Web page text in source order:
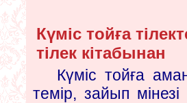
Күміс тойға
тілек кітабынан
Күміс тойға
темір, зайып